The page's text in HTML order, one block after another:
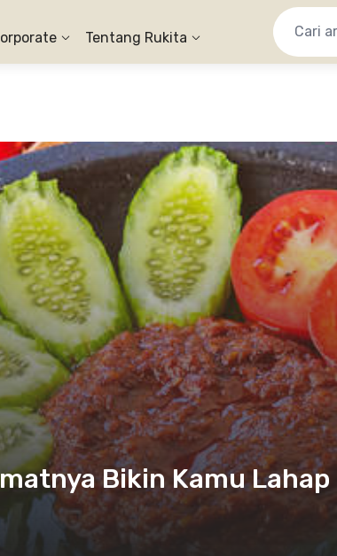
Tentang Rukita
Bikin Kamu Lahap